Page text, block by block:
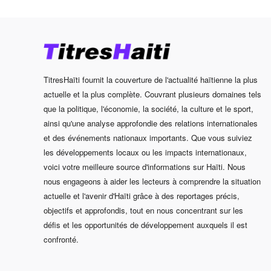
TitresHaïti fournit la couverture de l'actualité haïtienne la plus
actuelle et la plus complète. Couvrant plusieurs domaines tels
que la politique, l'économie, la société, la culture et le sport,
ainsi qu'une analyse approfondie des relations internationales
et des événements nationaux importants. Que vous suiviez
les développements locaux ou les impacts internationaux,
voici votre meilleure source d'informations sur Haïti. Nous
nous engageons à aider les lecteurs à comprendre la situation
actuelle et l'avenir d'Haïti grâce à des reportages précis,
objectifs et approfondis, tout en nous concentrant sur les
défis et les opportunités de développement auxquels il est
confronté.